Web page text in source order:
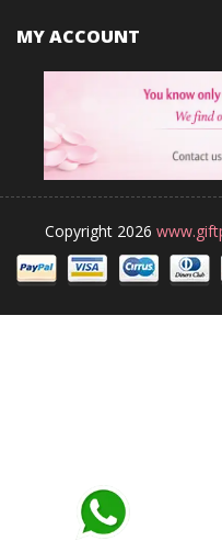
MY ACCOUNT
Copyright 2026